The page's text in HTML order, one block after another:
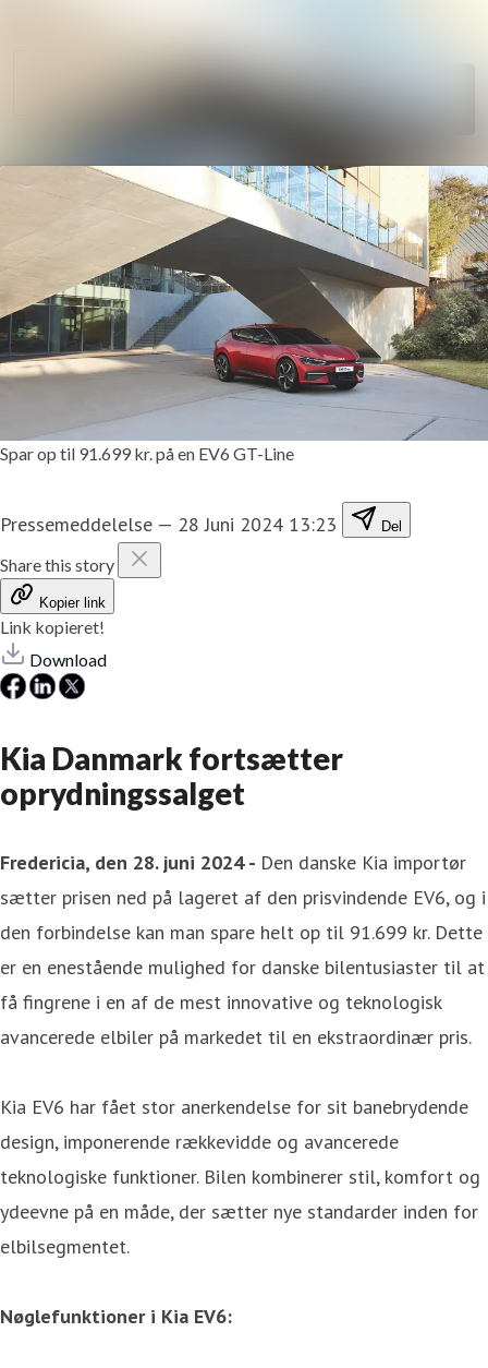
Nyhedsarkiv
Mediebank
Spar op til 91.699 kr. på en EV6 GT-Line
Pressemeddelelse — 28 Juni 2024 13:23 Del
Share this story
Kopier link
Link kopieret!
Download
Kia Danmark fortsætter
oprydningssalget
Fredericia, den 28. juni 2024 - Den danske Kia importør
sætter prisen ned på lageret af den prisvindende EV6, og i
den forbindelse kan man spare helt op til 91.699 kr. Dette
er en enestående mulighed for danske bilentusiaster til at
få fingrene i en af de mest innovative og teknologisk
avancerede elbiler på markedet til en ekstraordinær pris.
Kia EV6 har fået stor anerkendelse for sit banebrydende
design, imponerende rækkevidde og avancerede
teknologiske funktioner. Bilen kombinerer stil, komfort og
ydeevne på en måde, der sætter nye standarder inden for
elbilsegmentet.
Nøglefunktioner i Kia EV6: